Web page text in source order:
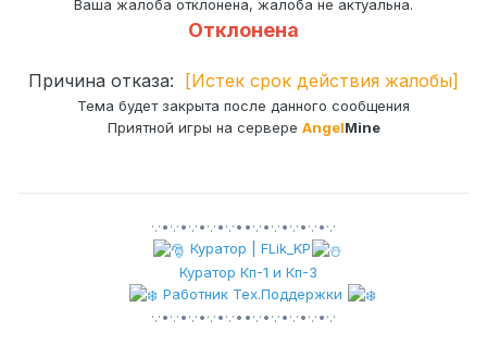
Ваша жалоба отклонена, жалоба не актуальна.
Отклонена
Причина отказа: [Истек срок действия жалобы]
Тема будет закрыта после данного сообщения
Приятной игры на сервере AngelMine
·.·•·.·•·.·•·.·•·.·••·.·•·.·•·.·•·.·•·.·
Куратор | FLik_KP
Куратор Кп-1 и Кп-3
Работник Тех.Поддержки
·.·•·.·•·.·•·.·•·.·••·.·•·.·•·.·•·.·•·.·